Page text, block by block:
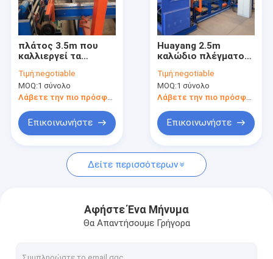
επαφή
Μηχανή συγκόλλησης πλέγματος καλωδίων
μηχανή συγκόλλησης πλέγματος φρακτών
Μηχανή συγκόλλησης άξονων κίνησης
Μηχανή κατασκευής πλέγματος συγκόλλησης
Πνευματική μηχανή συγκόλλησης σημείων
μηχανή συγκόλλησης επιτροπής πλέγματος
πλάτος 3.5m που
καλλιεργεί τα
συγκόλλησης
καλωδίων αλιείας,
φράκτης διαμαντιών
που κατασκευάζουν
τη μηχανή
Τιμή:negotiable
MOQ:1 σύνολο
Λάβετε την πιο πρόσφατη τιμή
Επικοινωνήστε
Huayang 2.5m
καλώδιο πλέγματος
που κάνει το φράκτη
μηχανών 7.5KW
Τιμή:negotiable
MOQ:1 σύνολο
Λάβετε την πιο πρόσφατη τιμή
Επικοινωνήστε
Δείτε περισσότερων
Αφήστε Ένα Μήνυμα
Θα Απαντήσουμε Γρήγορα